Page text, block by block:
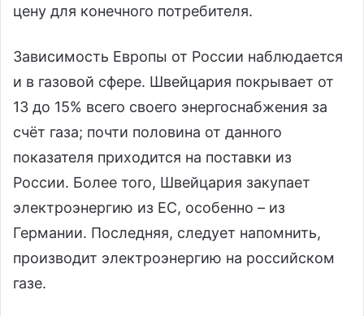
цену для конечного потребителя.
Зависимость Европы от России наблюдается
и в газовой сфере. Швейцария покрывает от
13 до 15% всего своего энергоснабжения за
счёт газа; почти половина от данного
показателя приходится на поставки из
России. Более того, Швейцария закупает
электроэнергию из ЕС, особенно – из
Германии. Последняя, следует напомнить,
производит электроэнергию на российском
газе.